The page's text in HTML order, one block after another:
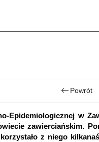
Powrót
Epidemiologicznej w
zawierciańskim.
z niego